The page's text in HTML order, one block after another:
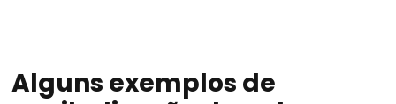
Alguns exemplos de